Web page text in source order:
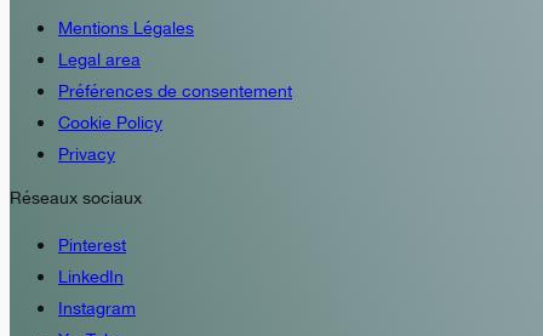
Mentions Légales
Legal area
Préférences de consentement
Cookie Policy
Privacy
Réseaux sociaux
Pinterest
LinkedIn
Instagram